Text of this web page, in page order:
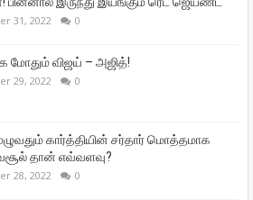
31, 2022 0
மோதும் விஜய் – அஜித்!
29, 2022 0
கார்த்தியின் சர்தார் மொத்தமாக
தான் எவ்வளவு?
28, 2022 0